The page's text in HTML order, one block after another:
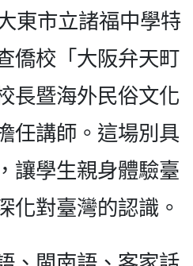
東市立諸福中學特
僑校「大阪弁天町
長暨海外民俗文化
任講師。這場別具
讓學生親身體驗臺
化對臺灣的認識。